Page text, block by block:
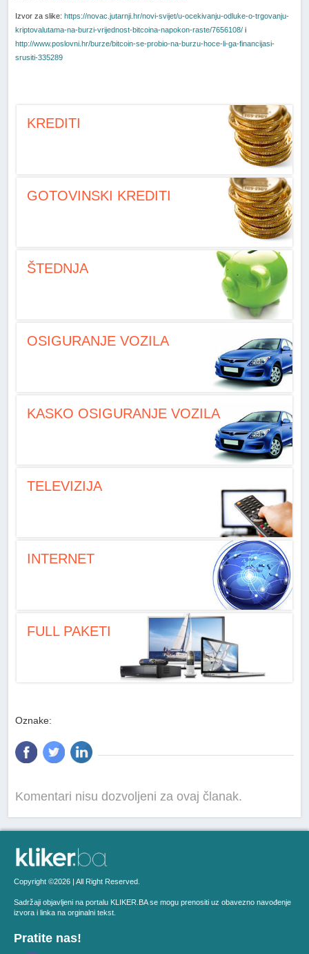
Izvor za slike:https://novac.jutarnji.hr/novi-svijet/u-ocekivanju-odluke-o-trgovanju-
kriptovalutama-na-burzi-vrijednost-bitcoina-napokon-raste/7656108/ i
http://www.poslovni.hr/burze/bitcoin-se-probio-na-burzu-hoce-li-ga-financijasi-
srusiti-335289
KREDITI
GOTOVINSKI KREDITI
ŠTEDNJA
OSIGURANJE VOZILA
KASKO OSIGURANJE VOZILA
TELEVIZIJA
INTERNET
FULL PAKETI
Oznake:
Komentari nisu dozvoljeni za ovaj članak.
Copyright ©2026 | All Right Reserved.
Sadržaji objavljeni na portalu KLIKER.BA se mogu prenositi uz obavezno navođenje
izvora i linka na orginalni tekst.
Pratite nas!